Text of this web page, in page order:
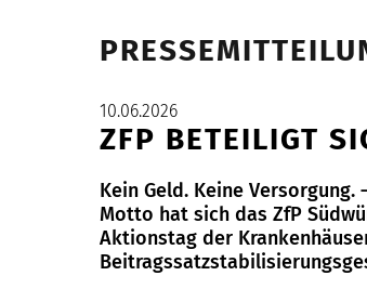
10.06.2026
ZFP BETEILIGT
Kein Geld. Keine
Motto hat sich das ZfP
Aktionstag der